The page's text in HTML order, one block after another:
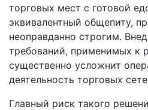
торговых мест с готовой
эквивалентный общепиту,
неоправданно строгим.
требований, применимых к
существенно усложнит
деятельность торговых
Главный риск такого